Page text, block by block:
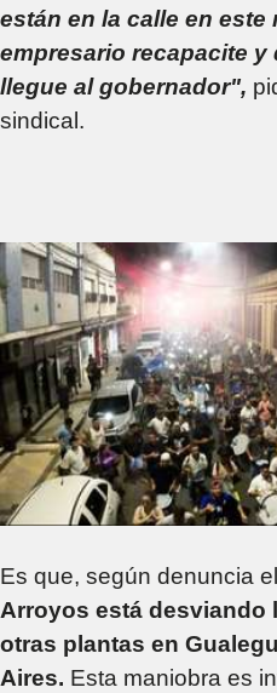
están en la calle en este
empresario recapacite y
llegue al gobernador",
sindical.
Es que, según denuncia
Arroyos está desviando
otras plantas en
Aires. Esta maniobra es